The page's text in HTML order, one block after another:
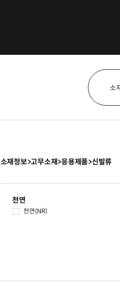
소재정보>고무소재>응용제품>신발류
천연
천연(NR)